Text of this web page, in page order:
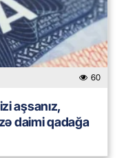
60
aşsanız,
daimi qadağa